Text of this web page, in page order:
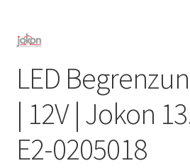
LED
| 12V | Jokon
E2-0205018